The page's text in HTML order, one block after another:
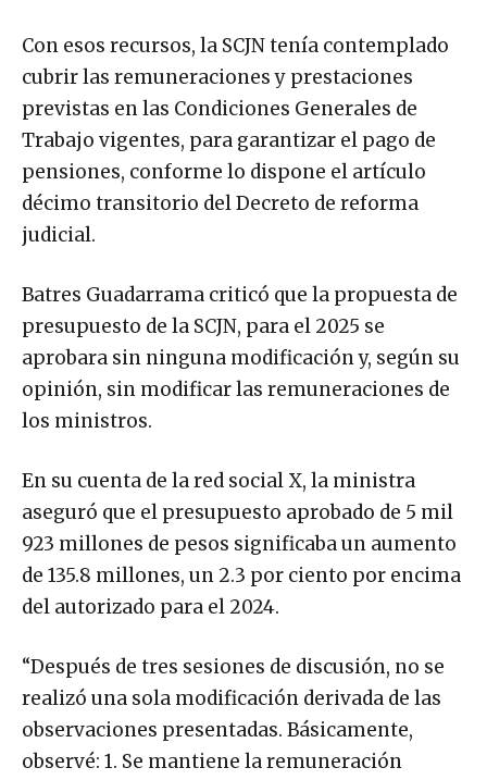
Con esos recursos, la SCJN tenía contemplado
cubrir las remuneraciones y prestaciones
previstas en las Condiciones Generales de
Trabajo vigentes, para garantizar el pago de
pensiones, conforme lo dispone el artículo
décimo transitorio del Decreto de reforma
judicial.
Batres Guadarrama criticó que la propuesta de
presupuesto de la SCJN, para el 2025 se
aprobara sin ninguna modificación y, según su
opinión, sin modificar las remuneraciones de
los ministros.
En su cuenta de la red social X, la ministra
aseguró que el presupuesto aprobado de 5 mil
923 millones de pesos significaba un aumento
de 135.8 millones, un 2.3 por ciento por encima
del autorizado para el 2024.
“Después de tres sesiones de discusión, no se
realizó una sola modificación derivada de las
observaciones presentadas. Básicamente,
observé: 1. Se mantiene la remuneración